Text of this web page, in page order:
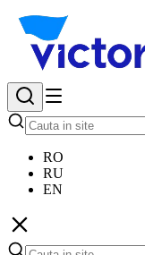
RO
RU
EN